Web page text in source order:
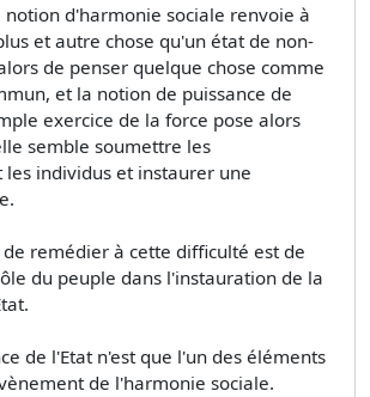
notion d'harmonie sociale renvoie à
et autre chose qu'un état de non-
de penser quelque chose comme
et la notion de puissance de
exercice de la force pose alors
semble soumettre les
individus et instaurer une
de remédier à cette difficulté est de
du peuple dans l'instauration de la
de l'Etat n'est que l'un des éléments
de l'harmonie sociale.